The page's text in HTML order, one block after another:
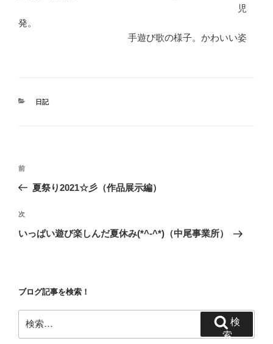
児
発。
手遊び歌の様子。かわいい姿
カ
日記
投
ビ
ゲ
ン
前
の
稿
前
夏祭り2021☆彡（作品展示編）
次
の
次
いっぱい遊び楽しんだ夏休み(*^-^*)（中尾事業所）
ブログ記事を検索！
索:
索